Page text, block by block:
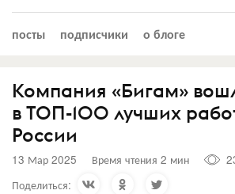
посты подписчики о блоге
Компания «Бигам»
в ТОП-100 лучших
России
13 Мар 2025 Время чтения 2 мин
Поделиться: